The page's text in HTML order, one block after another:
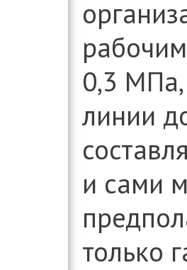
0,3
линии
и сами
только